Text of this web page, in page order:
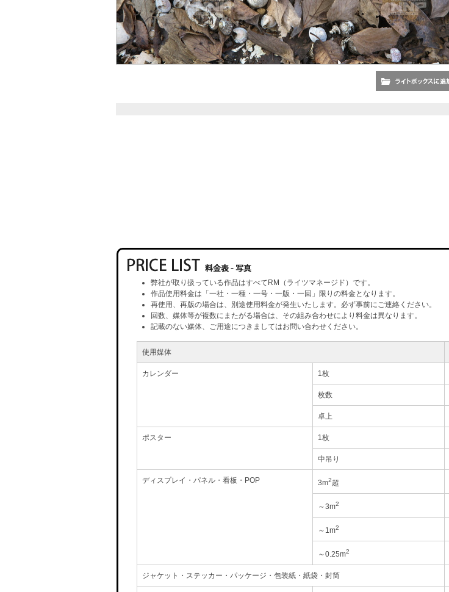
弊社が取り扱っている作品はすべてRM（ライツマネージド）です。
作品使用料金は「一社・一種・一号・一版・一回」限りの料金となります。
再使用、再版の場合は、別途使用料金が発生いたします。必ず事前にご連絡ください。
回数、媒体等が複数にまたがる場合は、その組み合わせにより料金は異なります。
記載のない媒体、ご用途につきましてはお問い合わせください。
使用媒体
カレンダー 1枚
枚数
卓上
ポスター 1枚
中吊り
ディスプレイ・パネル・看板・POP 3m2超
～3m2
～1m2
～0.25m2
ジャケット・ステッカー・パッケージ・包装紙・紙袋・封筒